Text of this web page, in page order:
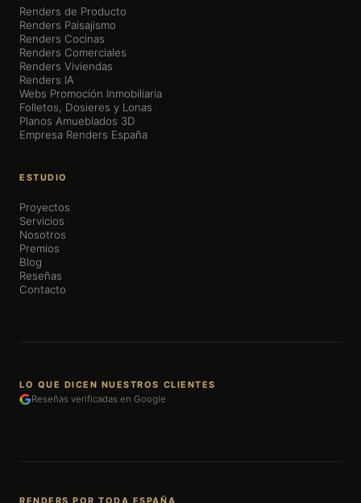
Renders de Producto
Renders Paisajismo
Renders Cocinas
Renders Comerciales
Renders Viviendas
Renders IA
Webs Promoción Inmobiliaria
Folletos, Dosieres y Lonas
Planos Amueblados 3D
Empresa Renders España
ESTUDIO
Proyectos
Servicios
Nosotros
Premios
Blog
Reseñas
Contacto
LO QUE DICEN NUESTROS CLIENTES
Reseñas verificadas en Google